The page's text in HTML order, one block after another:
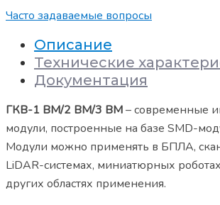
Часто задаваемые вопросы
Описание
Технические
Документация
ГКВ-1 ВМ/2 ВМ/3 ВМ– современные
модули, построенные на базе SMD-
Модули можно применять в БПЛА,
LiDAR-cистемах, миниатюрных
других областях применения.